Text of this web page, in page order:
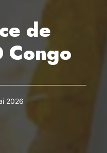
de
Congo
2026